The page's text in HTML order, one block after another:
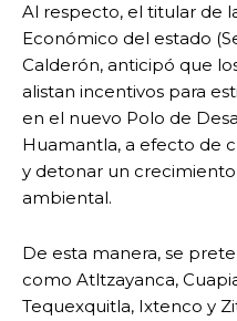
Al respecto, el titular de
Económico del estado
Calderón, anticipó que
alistan incentivos para
en el nuevo Polo de
Huamantla, a efecto de
y detonar un
ambiental.
De esta manera, se
como Atltzayanca,
Tequexquitla, Ixtenco y